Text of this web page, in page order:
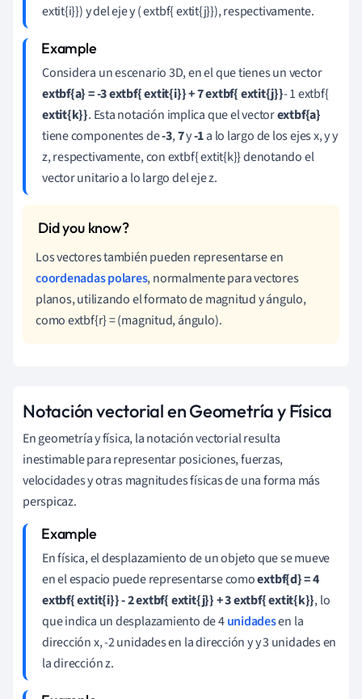
extit{i}}) y del eje y ( extbf{ extit{j}}), respectivamente.
Considera un escenario 3D, en el que tienes un vector
extbf{a} = -3 extbf{ extit{i}} + 7 extbf{ extit{j}}- 1 extbf{
extit{k}}. Esta notación implica que el vectorextbf{a}
tiene componentes de-3,7y-1a lo largo de los ejes x, y y
z, respectivamente, con extbf{ extit{k}} denotando el
vector unitario a lo largo del eje z.
Los vectores también pueden representarse en
coordenadas polares, normalmente para vectores
planos, utilizando el formato de magnitud y ángulo,
como extbf{r} = (magnitud, ángulo).
Notación vectorial en Geometría y Física
En geometría y física, la notación vectorial resulta
inestimable para representar posiciones, fuerzas,
velocidades y otras magnitudes físicas de una forma más
perspicaz.
En física, el desplazamiento de un objeto que se mueve
en el espacio puede representarse comoextbf{d} = 4
extbf{ extit{i}} - 2 extbf{ extit{j}} + 3 extbf{ extit{k}}, lo
que indica un desplazamiento de 4unidadesen la
dirección x, -2 unidades en la dirección y y 3 unidades en
la dirección z.